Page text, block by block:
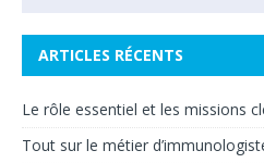
ARTICLES RÉCENTS
Le rôle essentiel et les missions
Tout sur le métier